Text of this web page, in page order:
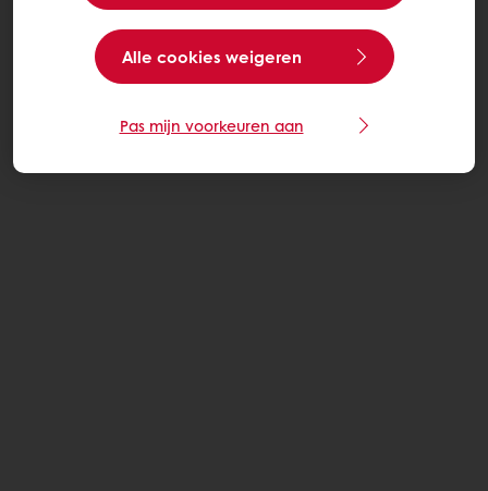
Alle cookies weigeren
Pas mijn voorkeuren aan